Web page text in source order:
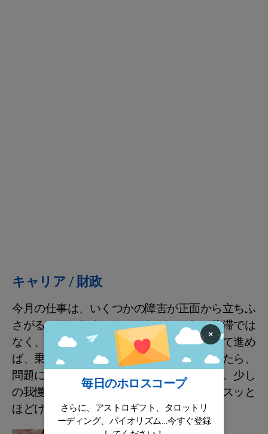
キャリア / 財政
今月の仕事は、いくつかの障害が正面から立ちふ
さがるかもしれません。けれど、それは停滞では
なく、思考の整理が進むサイン。落ち着いて進め
ば、乗り越えられます。もし進め方に迷ったら、
問題に対する解決策を一度棚卸ししてみて。少し
の我慢と明確さがあれば、難しさも意外とスッと
ほどけるはず。
×
毎日のホロスコープ
さらに、アストロギフト、タロットリ
ーディング、バイオリズム...今すぐ登録